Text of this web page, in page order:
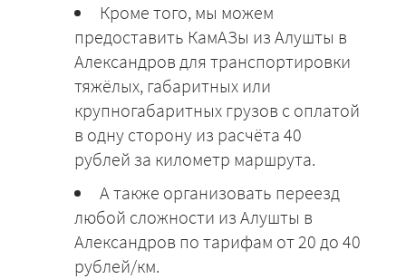
Кроме того, мы можем
предоставить КамАЗы из Алушты в
Александров для транспортировки
тяжёлых, габаритных или
крупногабаритных грузов с оплатой
в одну сторону из расчёта 40
рублей за километр маршрута.
А также организовать переезд
любой сложности из Алушты в
Александров по тарифам от 20 до 40
рублей/км.